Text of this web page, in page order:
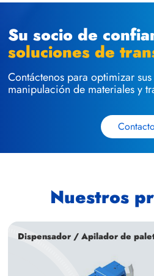
Su socio de
soluciones de
Contáctenos para optimizar
manipulación de materiales y
Nuestros
Dispensador / Apilador de